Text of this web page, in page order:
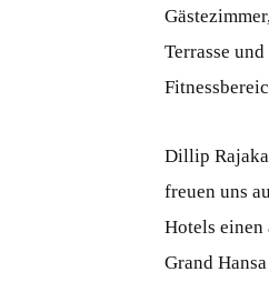
Terrasse
Dillip
freuen uns
Hotels
Grand